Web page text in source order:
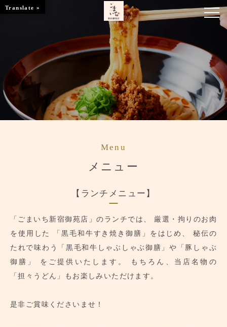
お知らせ
お席のご案内
お品書き
ブランドトップ
店舗情報
Menu
メニュー
【ランチメニュー】
「ごまいち新宿御苑店」のランチでは、
厳選・拘りのお肉
を使用した
「黒毛和牛すき焼き御膳」をはじめ、
秘伝の
たれで味わう「黒毛和牛しゃぶしゃぶ御膳」や「豚しゃぶ
御膳」
をご提供いたします。
もちろん、当店名物の
「担々うどん」もお楽しみいただけます。
是非ご賞味くださいませ！
Translate »